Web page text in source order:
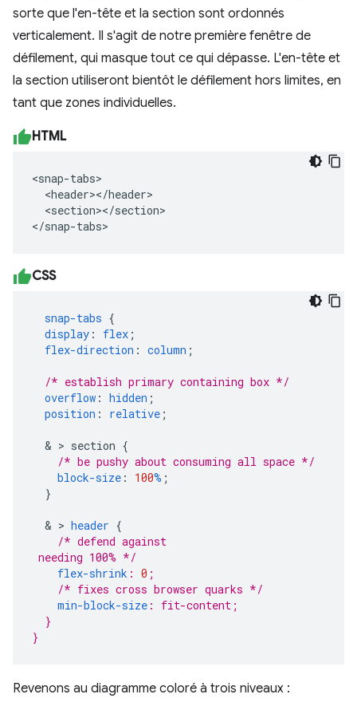
sorte que l'en-tête et la section sont ordonnés
verticalement. Il s'agit de notre première fenêtre de
défilement, qui masque tout ce qui dépasse. L'en-tête et
la section utiliseront bientôt le défilement hors limites, en
tant que zones individuelles.
HTML
<snap-tabs>
  <header></header>
  <section></section>
</snap-tabs>
CSS
snap-tabs {
display : flex ;
flex-direction : column ;
/* establish primary containing box */
overflow : hidden ;
position : relative ;
& > section {
/* be pushy about consuming all space */
block-size : 100% ;
}
& > header {
/* defend against
flex-shrink : 0 ;
/* fixes cross browser quarks */
min-block-size : fit-content ;
}
}
Revenons au diagramme coloré à trois niveaux :